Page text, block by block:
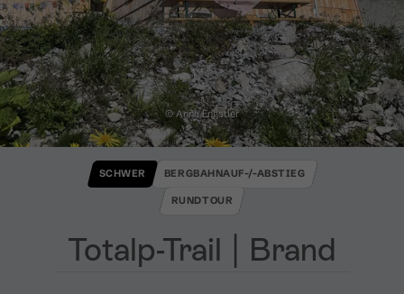
© Anna Engstler
Totalp​-​Trail ​|​ Brand
SCHWER BERGBAHNAUF-/-ABSTIEG
RUNDTOUR